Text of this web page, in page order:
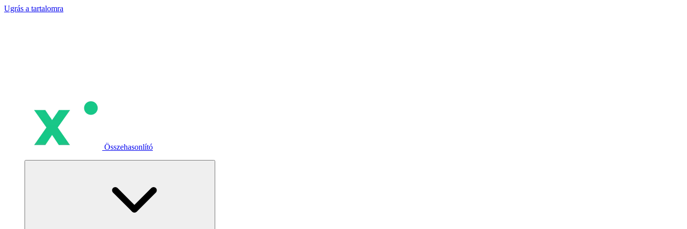
Ugrás a tartalomra
Összehasonlító